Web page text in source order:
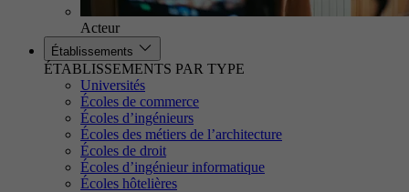
Acteur
Établissements
ÉTABLISSEMENTS PAR TYPE
Universités
Écoles de commerce
Écoles d’ingénieurs
Écoles des métiers de l’architecture
Écoles de droit
Écoles d’ingénieur informatique
Écoles hôtelières